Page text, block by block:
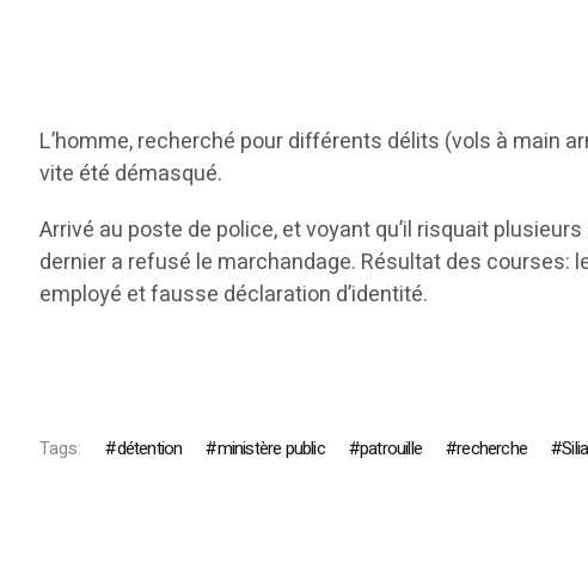
L’homme, recherché pour différents délits (vols à main
vite été démasqué.
Arrivé au poste de police, et voyant qu’il risquait
dernier a refusé le marchandage. Résultat des courses:
employé et fausse déclaration d’identité.
Tags: détention ministère public patrouille recherche